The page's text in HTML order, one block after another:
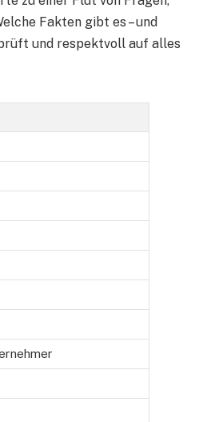
Fakten gibt es – und
und respektvoll auf alles